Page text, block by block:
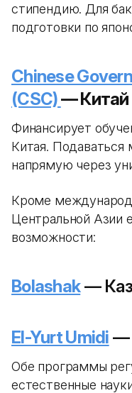
стипендию. Для
подготовки по
Chinese
(CSC)— Китай
Финансирует
Китая. Подаваться
напрямую через
Кроме
Центральной Азии
возможности:
Bolashak—
El-Yurt Umidi —
Обе программы
естественные